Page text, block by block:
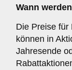
Wann
Die Preise für
können in
Jahresende